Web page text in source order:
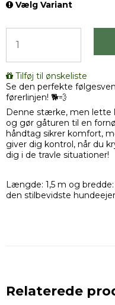
Vælg Variant
Tilføj til ønskeliste
Se den perfekte
førerlinjen! 🐕💨
Denne stærke, men lette
og gør gåturen til en
håndtag sikrer komfort,
giver dig kontrol, når du
dig i de travle situationer!
Længde: 1,5 m og
den stilbevidste
Relaterede